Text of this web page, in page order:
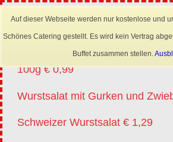
Auf dieser Webseite werden nur kostenlose und
Schönes Catering gestellt. Es wird kein Vertrag
Buffet zusammen stellen.
Lyoner für Wurstsalat in
100g € 0,99
Wurstsalat mit Gurken und
Schweizer Wurstsalat € 1,29